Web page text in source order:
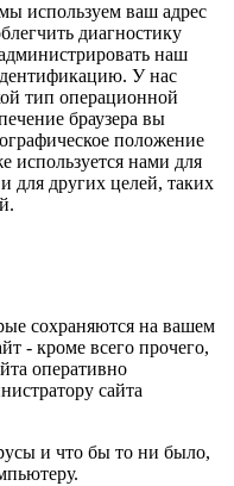
используем ваш адрес
диагностику
наш
У нас
тип операционной
браузера вы
положение
используется нами для
для других целей, таких
сохраняются на вашем
- кроме всего прочего,
оперативно
сайта
и что бы то ни было,